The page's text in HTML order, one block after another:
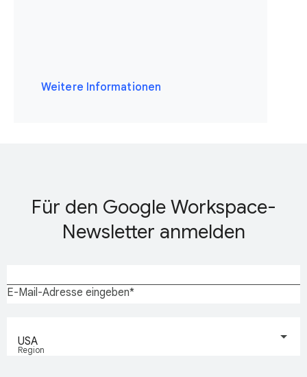
Weitere Informationen
Für den Google Workspace-
Newsletter anmelden
E-Mail-Adresse eingeben
Region
USA